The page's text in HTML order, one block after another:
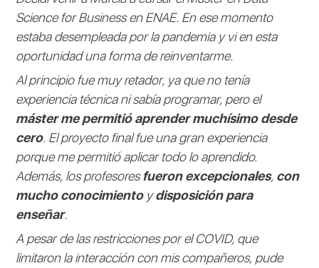
Science for Business en ENAE. En ese momento
estaba desempleada por la pandemia y vi en esta
oportunidad una forma de reinventarme.
Al principio fue muy retador, ya que no tenía
experiencia técnica ni sabía programar, pero el
máster me permitió aprender muchísimo desde
cero. El proyecto final fue una gran experiencia
porque me permitió aplicar todo lo aprendido.
Además, los profesoresfueron excepcionales, con
mucho conocimientoydisposición para
enseñar.
A pesar de las restricciones por el COVID, que
limitaron la interacción con mis compañeros, pude